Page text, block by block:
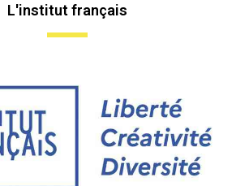
L'institut français